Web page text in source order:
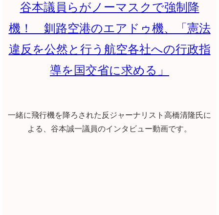
谷本議員らがノーマスクで強制降
機！ 釧路空港のエアドゥ機、「憲法
違反を公然と行う航空各社への行政指
導を国交省に求める」
一緒に飛行機を降ろされた反ジャーナリスト高橋清隆氏に
よる、谷本誠一議員のインタビュー動画です。